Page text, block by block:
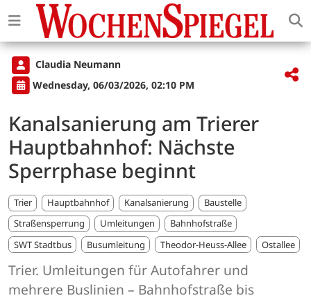
Claudia Neumann
Wednesday, 06/03/2026, 02:10 PM
Kanalsanierung am Trierer
Hauptbahnhof: Nächste
Sperrphase beginnt
Trier Hauptbahnhof Kanalsanierung
Baustelle
Straßensperrung
Umleitungen
Bahnhofstraße
SWT Stadtbus
Busumleitung Theodor-Heuss-Allee Ostallee
Trier. Umleitungen für Autofahrer und
mehrere Buslinien – Bahnhofstraße bis